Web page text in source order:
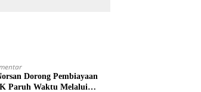
Dorong Pembiayaan
Paruh Waktu Melalui